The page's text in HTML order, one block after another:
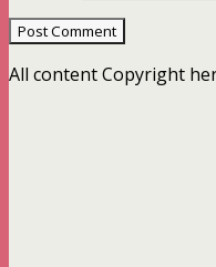
All content Copyright